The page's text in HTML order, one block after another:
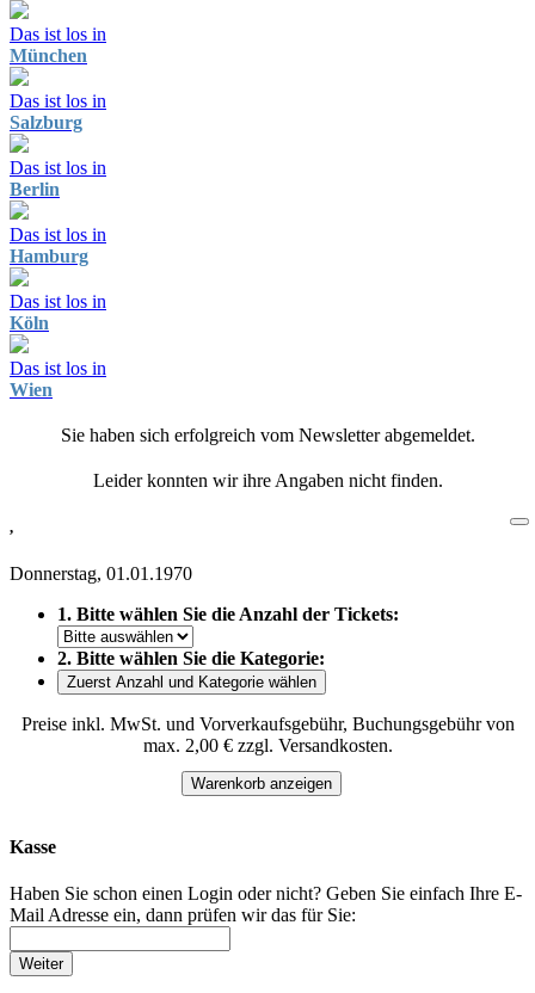
Das ist los in
München
Das ist los in
Salzburg
Das ist los in
Berlin
Das ist los in
Hamburg
Das ist los in
Köln
Das ist los in
Wien
Sie haben sich erfolgreich vom Newsletter abgemeldet.
Leider konnten wir ihre Angaben nicht finden.
,
Donnerstag, 01.01.1970
1. Bitte wählen Sie die Anzahl der Tickets:
2. Bitte wählen Sie die Kategorie:
Zuerst Anzahl und Kategorie wählen
Preise inkl. MwSt. und Vorverkaufsgebühr, Buchungsgebühr von
max. 2,00 € zzgl. Versandkosten.
Warenkorb anzeigen
Kasse
Haben Sie schon einen Login oder nicht? Geben Sie einfach Ihre E-
Mail Adresse ein, dann prüfen wir das für Sie:
Weiter